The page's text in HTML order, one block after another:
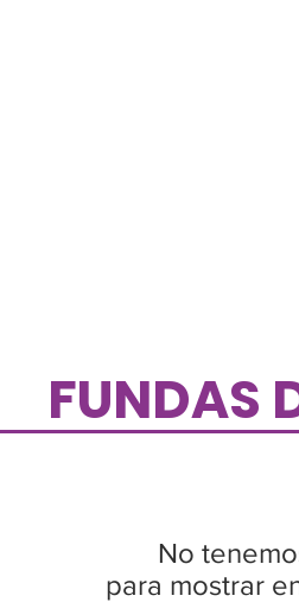
FUNDAS
No
para mostrar